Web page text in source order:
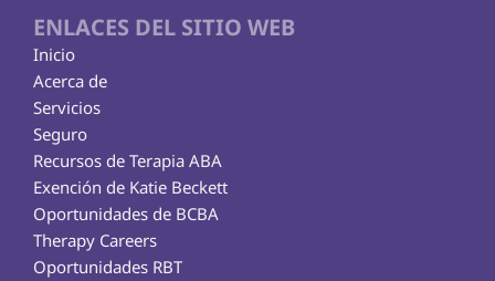
ENLACES DEL SITIO WEB
Inicio
Acerca de
Servicios
Seguro
Exención de Katie Beckett
Recursos de Terapia ABA
Therapy Careers
Oportunidades de BCBA
Oportunidades RBT